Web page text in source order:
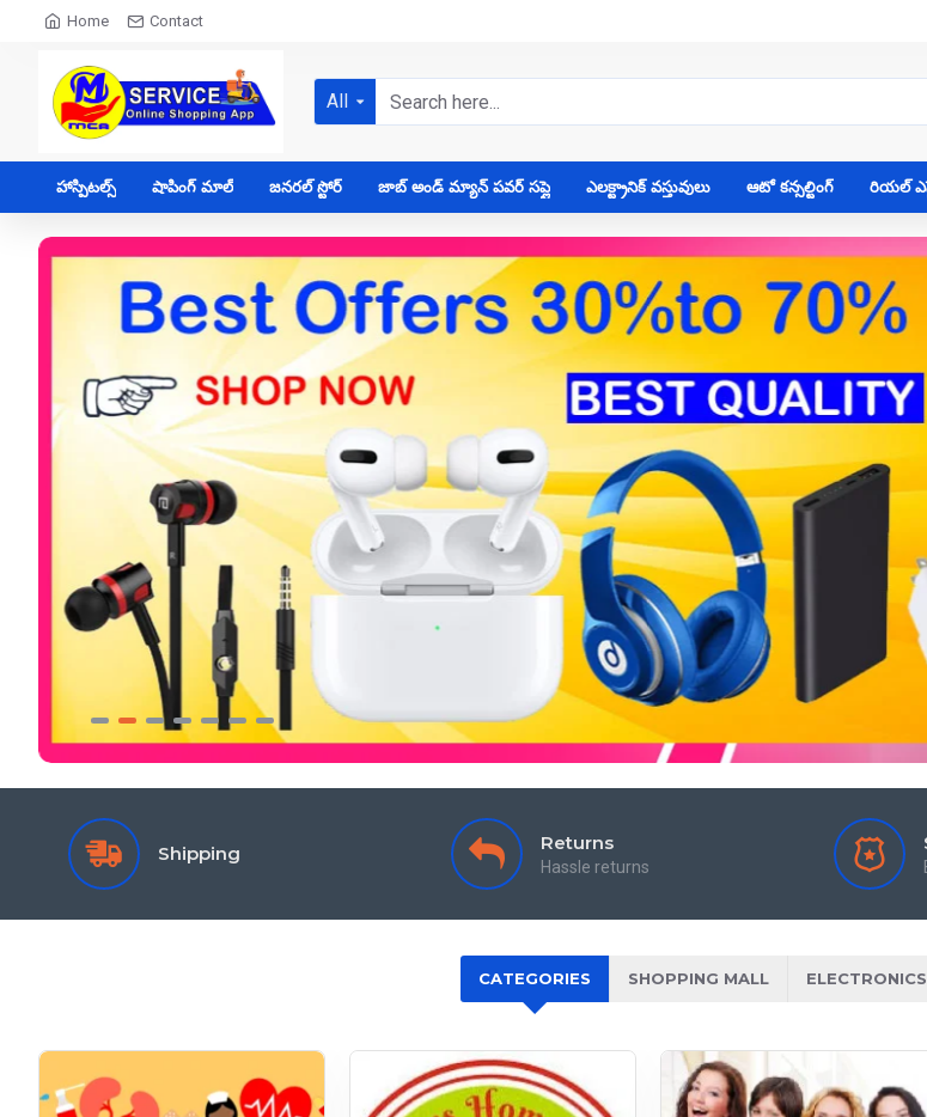
Home Contact
All
హాస్పిటల్స్ షాపింగ్ మాల్ జనరల్ స్టోర్ జాబ్ అండ్ మ్యాన్ పవర్ సప్లై ఎలక్ట్రానిక్ వస్తువులు ఆటో కన్సల్టింగ్ రియల్
Shipping Returns
Hassle returns
CATEGORIES SHOPPING MALL ELECTRONICS